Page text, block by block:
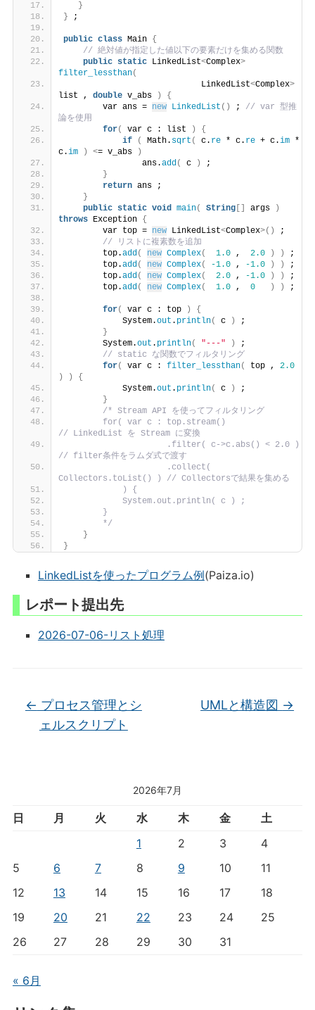
2026年7月
日 月 火 水 木 金
土
1
2 3
4
5
6 7 8 9 10
11
12
13 14 15 16 17
18
19
20 21 22 23 24
25
26
27 28 29 30 31
« 6月
}
} ;
public class Main {
// 絶対値が指定した値以下の要素だけを集める関数
public static LinkedList<Complex>
filter_lessthan(
                            LinkedList
<Complex>
list , double v_abs )
{
        var ans =
new LinkedList () ; // var 型推
論を使用
for( var c : list )
{
if
( Math. sqrt ( c. re * c. re + c.im *
c.im ) <= v_abs
)
                ans.
add( c )
;
}
return ans ;
}
public static void main( String[] args
)
throws Exception {
        var top =
new LinkedList<Complex>()
;
// リストに複素数を追加
        top.
add( new Complex( 1.0 , 2.0 ) )
;
        top.
add( new Complex( -1.0 , -1.0 ) )
;
        top.
add( new Complex( 2.0 , -1.0 ) )
;
        top.
add( new Complex( 1.0 , 0 ) ) ;
for( var c : top )
{
            System.
out . println( c )
;
}
        System.
out . println( "---" )
;
// static な関数でフィルタリング
for( var c : filter_lessthan( top , 2.0
)
)
{
            System.
out . println( c )
;
}
/* Stream API を使ってフィルタリング
        for( var c : top.stream()
// LinkedList を Stream に変換
                     .filter( c->c.abs() < 2.0 )
// filter条件をラムダ式で渡す
                     .collect(
Collectors.toList() ) // Collectorsで結果を集める
            ) {
            System.out.println( c ) ;
        }
        */
}
}
LinkedListを使ったプログラム例(Paiza.io)
レポート提出先
2026-07-06-リスト処理
← プロセス管理とシ
ェルスクリプト
UMLと構造図 →